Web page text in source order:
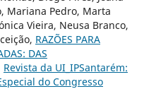
Mariana Pedro, Marta
Vieira, Neusa Branco,
RAZÕES PARA
DAS
Revista da UI_IPSantarém:
do Congresso